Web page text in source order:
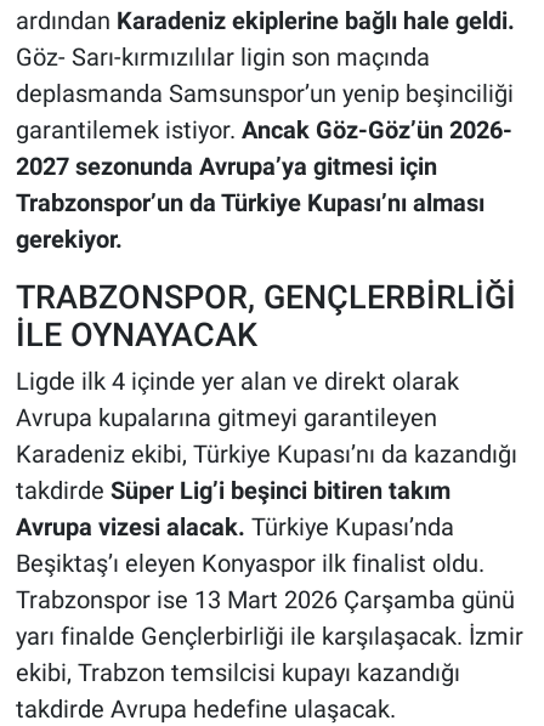
ardından Karadeniz ekiplerine bağlı hale geldi.
Göz- Sarı-kırmızılılar ligin son maçında
deplasmanda Samsunspor’un yenip beşinciliği
garantilemek istiyor. Ancak Göz-Göz’ün 2026-
2027 sezonunda Avrupa’ya gitmesi için
Trabzonspor’un da Türkiye Kupası’nı alması
gerekiyor.
TRABZONSPOR, GENÇLERBİRLİĞİ
İLE OYNAYACAK
Ligde ilk 4 içinde yer alan ve direkt olarak
Avrupa kupalarına gitmeyi garantileyen
Karadeniz ekibi, Türkiye Kupası’nı da kazandığı
takdirde Süper Lig’i beşinci bitiren takım
Avrupa vizesi alacak. Türkiye Kupası’nda
Beşiktaş’ı eleyen Konyaspor ilk finalist oldu.
Trabzonspor ise 13 Mart 2026 Çarşamba günü
yarı finalde Gençlerbirliği ile karşılaşacak. İzmir
ekibi, Trabzon temsilcisi kupayı kazandığı
takdirde Avrupa hedefine ulaşacak.